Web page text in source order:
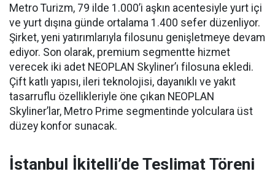
Metro Turizm, 79 ilde 1.000’i aşkın acentesiyle yurt içi
ve yurt dışına günde ortalama 1.400 sefer düzenliyor.
Şirket, yeni yatırımlarıyla filosunu genişletmeye devam
ediyor. Son olarak, premium segmentte hizmet
verecek iki adet NEOPLAN Skyliner’ı filosuna ekledi.
Çift katlı yapısı, ileri teknolojisi, dayanıklı ve yakıt
tasarruflu özellikleriyle öne çıkan NEOPLAN
Skyliner’lar, Metro Prime segmentinde yolculara üst
düzey konfor sunacak.
İstanbul İkitelli’de Teslimat Töreni